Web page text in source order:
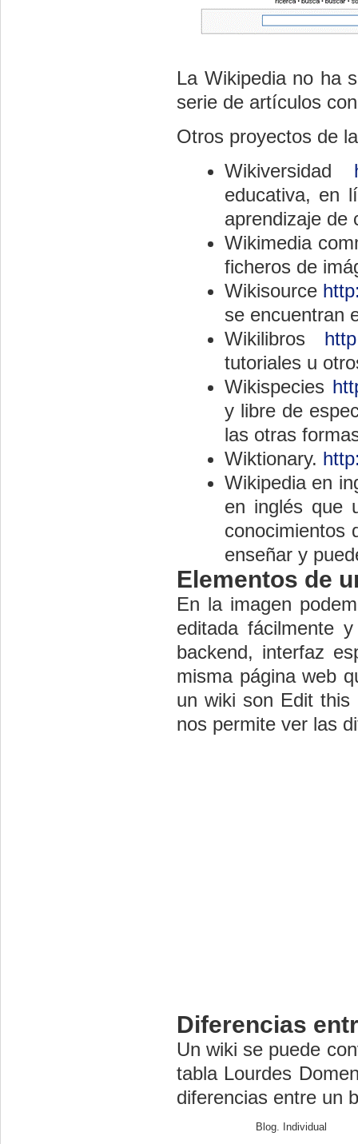
La Wikipedia no ha
serie de artículos
Otros proyectos de
Wikiversidad
educativa, en
aprendizaje de
Wikimedia
ficheros de
Wikisource
se encuentran
Wikilibros
tutoriales u
Wikispecies
y libre de
las otras
Wiktionary.
Wikipedia en
en inglés que
conocimientos
enseñar y
Elementos de
En la imagen
editada fácilmente
backend, interfaz
misma página web
un wiki son Edit
nos permite ver las
Diferencias
Un wiki se puede
tabla Lourdes
diferencias entre un
Blog. Individual